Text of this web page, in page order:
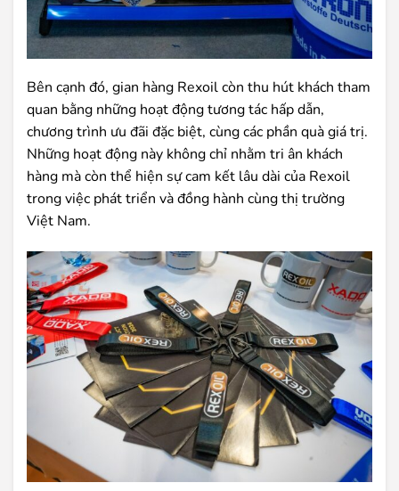
Bên cạnh đó, gian hàng Rexoil còn thu hút khách tham
quan bằng những hoạt động tương tác hấp dẫn,
chương trình ưu đãi đặc biệt, cùng các phần quà giá trị.
Những hoạt động này không chỉ nhằm tri ân khách
hàng mà còn thể hiện sự cam kết lâu dài của Rexoil
trong việc phát triển và đồng hành cùng thị trường
Việt Nam.